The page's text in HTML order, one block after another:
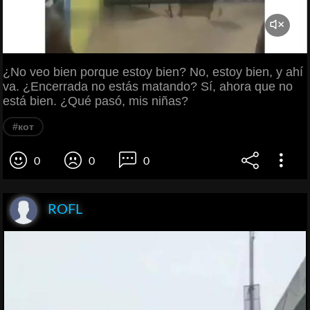
¿No veo bien porque estoy bien? No, estoy bien, y ahí
va. ¿Encerrada no estás matando? Sí, ahora que no
está bien. ¿Qué pasó, mis niñas?
#кот
0 0 0
ROFL